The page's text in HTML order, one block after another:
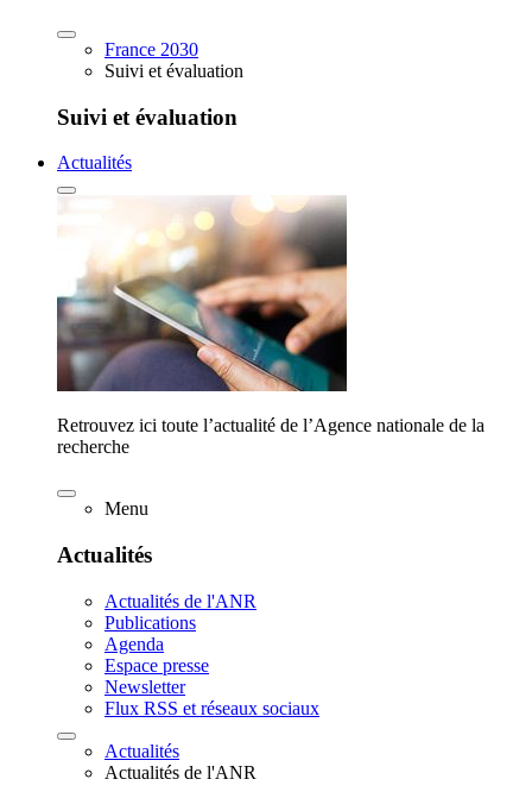
France 2030
Suivi et évaluation
Suivi et évaluation
Actualités
Retrouvez ici toute l’actualité de l’Agence nationale de la
recherche
Menu
Actualités
Actualités de l'ANR
Publications
Agenda
Espace presse
Newsletter
Flux RSS et réseaux sociaux
Actualités
Actualités de l'ANR